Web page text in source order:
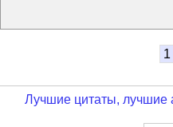
1
Лучшие цитаты, лучшие